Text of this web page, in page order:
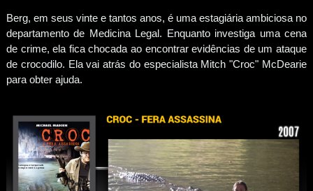
Berg, em seus vinte e tantos anos, é uma estagiária ambiciosa no
departamento de Medicina Legal. Enquanto investiga uma cena
de crime, ela fica chocada ao encontrar evidências de um ataque
de crocodilo. Ela vai atrás do especialista Mitch "Croc" McDearie
para obter ajuda.